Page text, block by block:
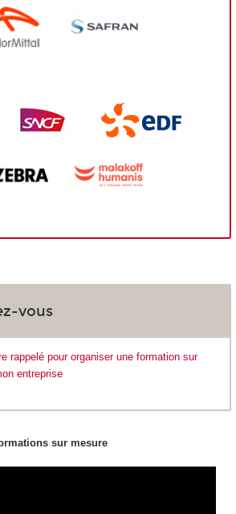
vous
rappelé pour organiser une formation sur
entreprise
sur mesure